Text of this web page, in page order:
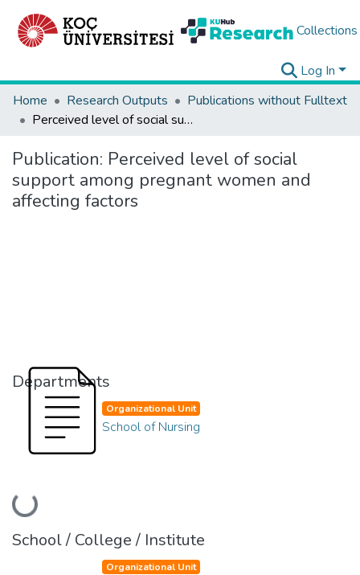
Collections
Log In
Home
Research Outputs
Publications without Fulltext
Perceived level of social support among pregnant women and affecting factors
Publication: Perceived level of social
support among pregnant women and
affecting factors
Departments
Loading...
Organizational Unit
School of Nursing
School / College / Institute
Organizational Unit